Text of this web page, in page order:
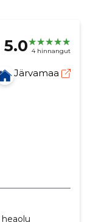
5.0 4 hinnangut
Järvamaa